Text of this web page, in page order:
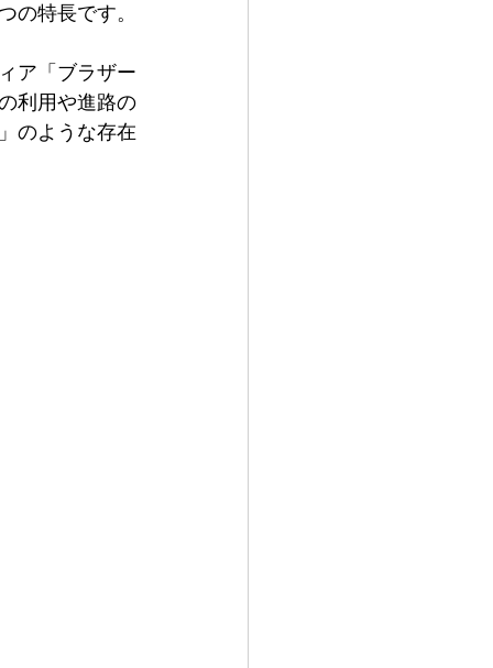
の特長です。
ア「ブラザー
利用や進路の
のような存在